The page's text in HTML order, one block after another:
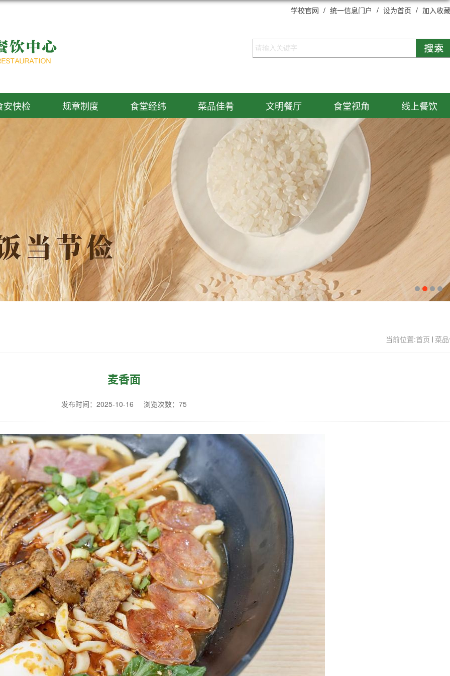
学校官网 / 统一信息门户 / 设为首页 / 加入收藏
安快检 规章制度 食堂经纬 菜品佳肴 文明餐厅 食堂视角 线上餐饮
当前位置:首页 菜
麦香面
发布时间：2025-10-16 浏览次数： 75